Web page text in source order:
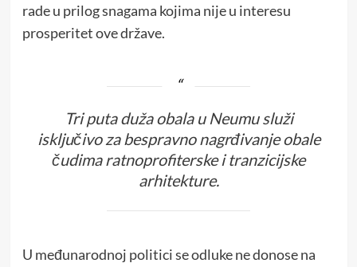
rade u prilog snagama kojima nije u interesu
prosperitet ove države.
Tri puta duža obala u Neumu služi
isključivo za bespravno nagrđivanje obale
čudima ratnoprofiterske i tranzicijske
arhitekture.
U međunarodnoj politici se odluke ne donose na